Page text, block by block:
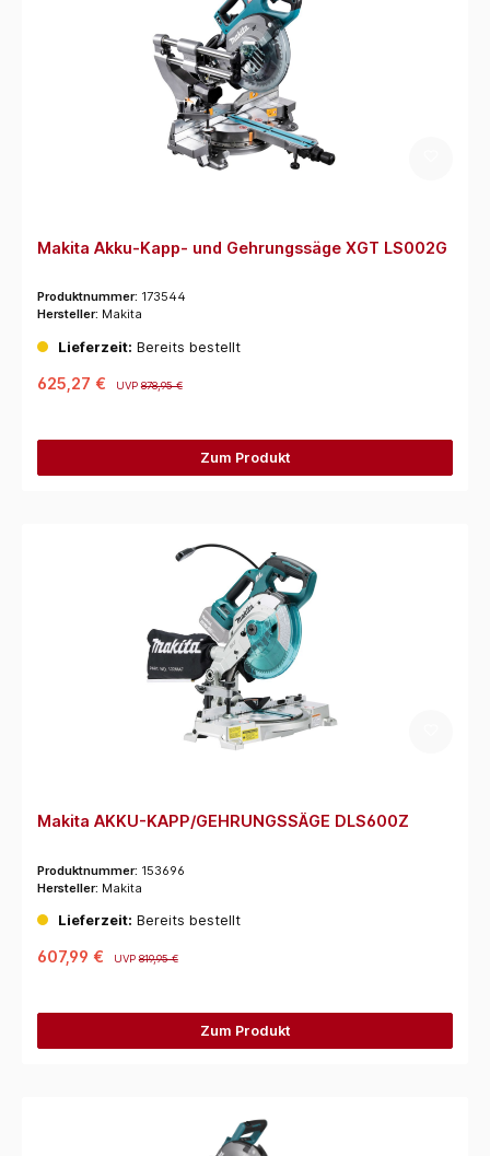
Makita Akku-Kapp- und Gehrungssäge XGT LS002G
Produktnummer: 173544
Hersteller: Makita
Lieferzeit: Bereits bestellt
625,27 € UVP878,95 €
Zum Produkt
Makita AKKU-KAPP/GEHRUNGSSÄGE DLS600Z
Produktnummer: 153696
Hersteller: Makita
Lieferzeit: Bereits bestellt
607,99 € UVP819,95 €
Zum Produkt